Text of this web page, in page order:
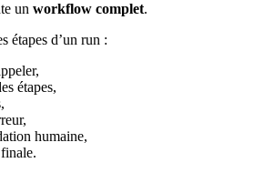
un workflow complet.
étapes d’un run :
étapes,
humaine,